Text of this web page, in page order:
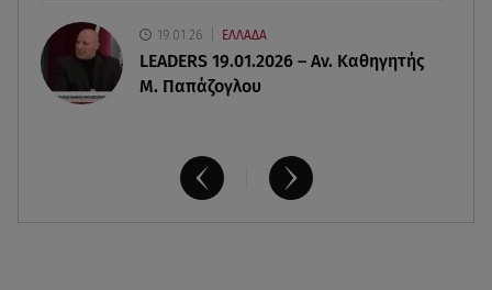
19.01.26 ΕΛΛΑΔΑ
LEADERS 19.01.2026 – Αν. Καθηγητής
Μ. Παπάζογλου